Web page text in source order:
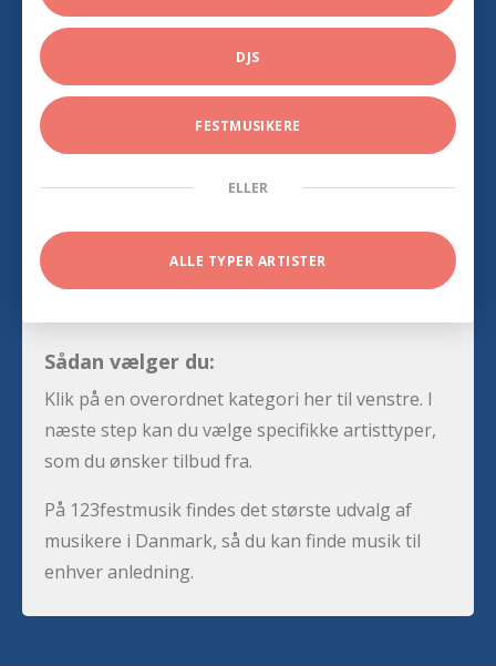
DJS
FESTMUSIKERE
ELLER
ALLE TYPER ARTISTER
Sådan vælger du:
Klik på en overordnet kategori her til venstre. I
næste step kan du vælge specifikke artisttyper,
som du ønsker tilbud fra.
På 123festmusik findes det største udvalg af
musikere i Danmark, så du kan finde musik til
enhver anledning.